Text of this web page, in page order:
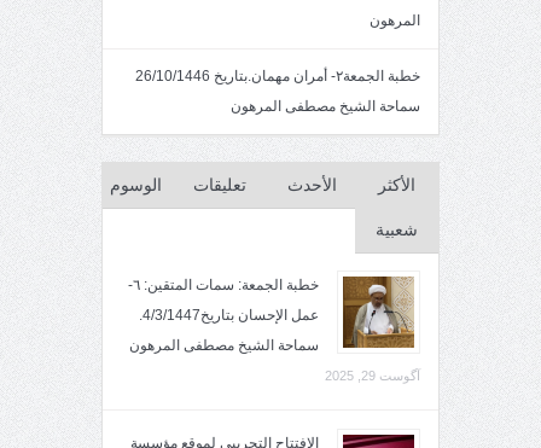
المرهون
خطبة الجمعة٢- أمران مهمان.بتاريخ 26/10/1446
سماحة الشيخ مصطفى المرهون
الأكثر
شعبية
الأحدث تعليقات الوسوم
خطبة الجمعة: سمات المتقين: ٦-
عمل الإحسان بتاريخ4/3/1447.
سماحة الشيخ مصطفى المرهون
آگوست 29, 2025
الافتتاح التجريبي لموقع مؤسسة